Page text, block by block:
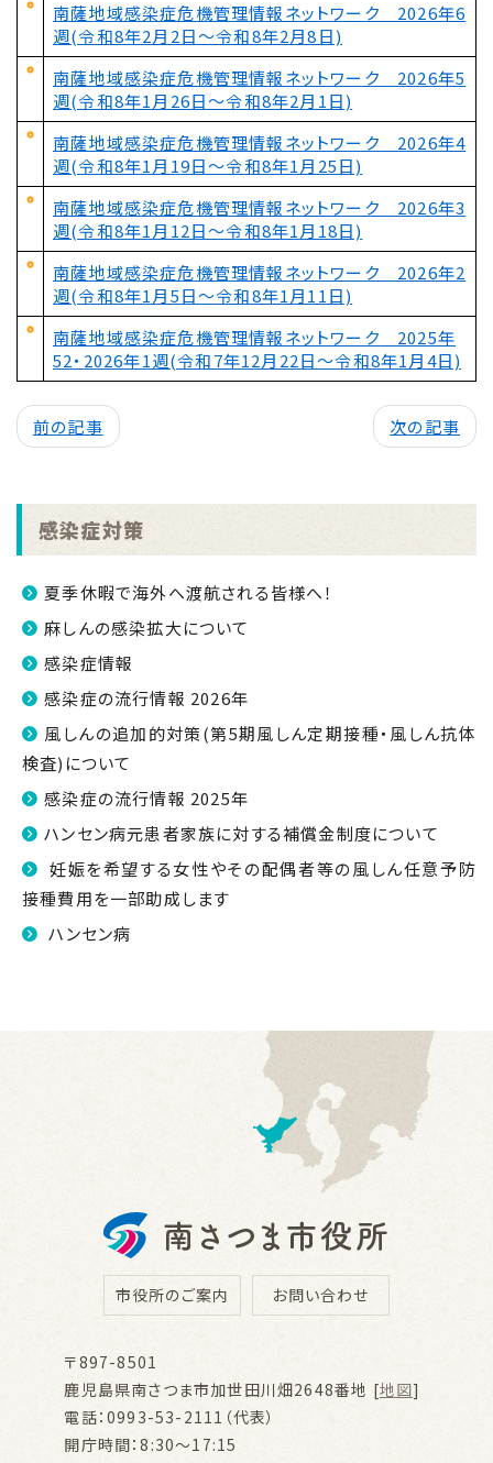
南薩地域感染症危機管理情報ネットワーク 2026年6
週(令和8年2月2日～令和8年2月8日)
南薩地域感染症危機管理情報ネットワーク 2026年5
週(令和8年1月26日～令和8年2月1日)
南薩地域感染症危機管理情報ネットワーク 2026年4
週(令和8年1月19日～令和8年1月25日)
南薩地域感染症危機管理情報ネットワーク 2026年3
週(令和8年1月12日～令和8年1月18日)
南薩地域感染症危機管理情報ネットワーク 2026年2
週(令和8年1月5日～令和8年1月11日)
南薩地域感染症危機管理情報ネットワーク 2025年
52・2026年1週(令和7年12月22日～令和8年1月4日)
前の記事 次の記事
感染症対策
夏季休暇で海外へ渡航される皆様へ！
麻しんの感染拡大について
感染症情報
感染症の流行情報 2026年
風しんの追加的対策(第5期風しん定期接種・風しん抗体
検査)について
感染症の流行情報 2025年
ハンセン病元患者家族に対する補償金制度について
妊娠を希望する女性やその配偶者等の風しん任意予防
接種費用を一部助成します
ハンセン病
市役所のご案内 お問い合わせ
〒897-8501
鹿児島県南さつま市加世田川畑2648番地 [地図]
電話：0993-53-2111（代表）
開庁時間：8:30～17:15